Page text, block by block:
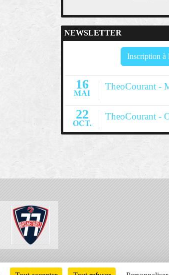
NEWSLETTER
Inscription à
16
MAI
TheoCourant -
22
OCT.
TheoCourant -
Charte cookies Gestion des cookies